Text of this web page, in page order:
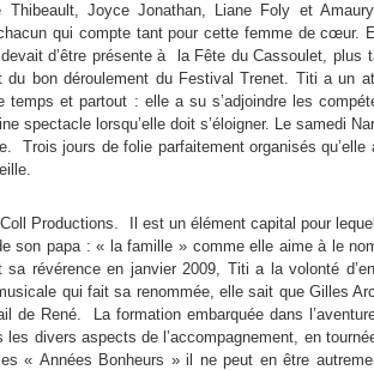
Thibeault, Joyce Jonathan, Liane Foly et
qui compte tant pour cette femme de cœur.
d’être présente à la Fête du Cassoulet, plus
du bon déroulement du Festival Trenet. Titi a un
temps et partout : elle a su s’adjoindre les
spectacle lorsqu’elle doit s’éloigner. Le samedi
Trois jours de folie parfaitement organisés qu’elle
Productions. Il est un élément capital pour
son papa : « la famille » comme elle aime à le
sa révérence en janvier 2009, Titi a la volonté
qui fait sa renommée, elle sait que Gilles
de René. La formation embarquée dans
les divers aspects de l’accompagnement, en
« Années Bonheurs » il ne peut en être